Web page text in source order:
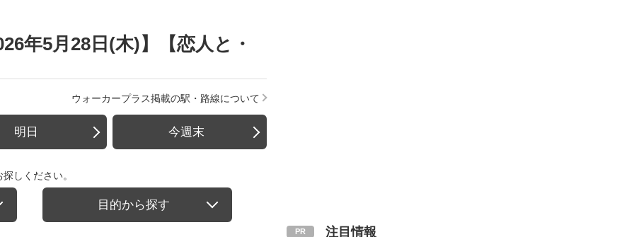
年5月28日(木)】【恋人と・
ウォーカープラス掲載の駅・路線について
明日 今週末
しください。
目的から探す
注目情報